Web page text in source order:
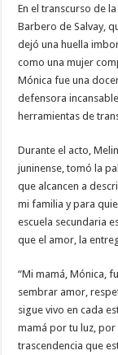
En el transcurso de
Barbero de Salvay,
dejó una huella
como una mujer
Mónica fue una
defensora
herramientas de
Durante el acto,
juninense, tomó la
que alcancen a
mi familia y para
escuela secundaria
que el amor, la
“Mi mamá, Mónica,
sembrar amor,
sigue vivo en cada
mamá por tu luz,
trascendencia que